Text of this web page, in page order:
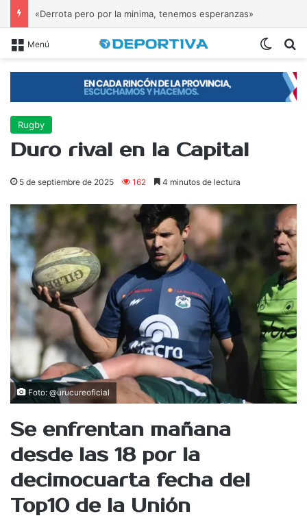
«Derrota pero por la minima, tenemos esperanzas»
Menú
Rugby
Duro rival en la Capital
5 de septiembre de 2025 162 4 minutos de lectura
Foto: @urucureoficial
Se enfrentan mañana
desde las 18 por la
decimocuarta fecha del
Top10 de la Unión